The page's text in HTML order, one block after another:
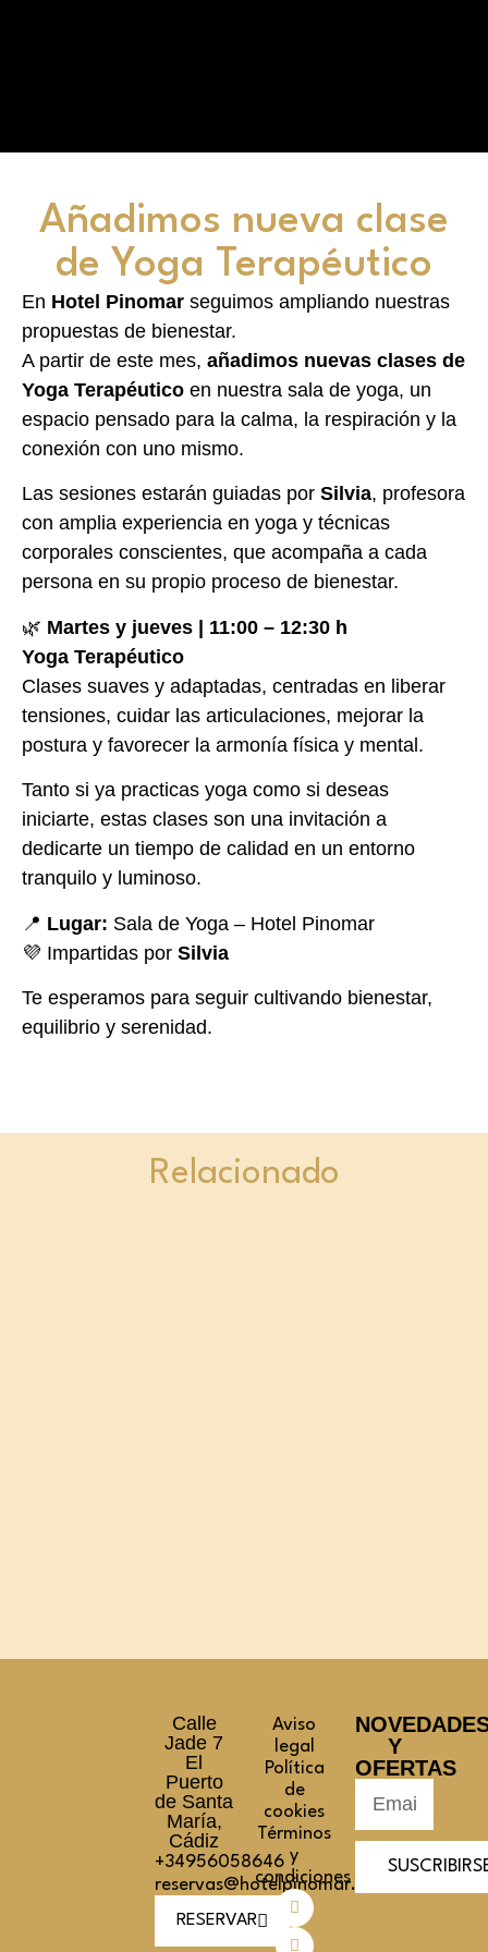
Añadimos nueva clase
de Yoga Terapéutico
En Hotel Pinomar seguimos ampliando nuestras
propuestas de bienestar.
A partir de este mes, añadimos nuevas clases de
Yoga Terapéutico en nuestra sala de yoga, un
espacio pensado para la calma, la respiración y la
conexión con uno mismo.
Las sesiones estarán guiadas por Silvia, profesora
con amplia experiencia en yoga y técnicas
corporales conscientes, que acompaña a cada
persona en su propio proceso de bienestar.
🌿 Martes y jueves | 11:00 – 12:30 h
Yoga Terapéutico
Clases suaves y adaptadas, centradas en liberar
tensiones, cuidar las articulaciones, mejorar la
postura y favorecer la armonía física y mental.
Tanto si ya practicas yoga como si deseas
iniciarte, estas clases son una invitación a
dedicarte un tiempo de calidad en un entorno
tranquilo y luminoso.
📍 Lugar: Sala de Yoga – Hotel Pinomar
💜 Impartidas por Silvia
Te esperamos para seguir cultivando bienestar,
equilibrio y serenidad.
Relacionado
Calle
Jade 7
El
Puerto
de Santa
María,
Cádiz
+34956058646
reservas@hotelpinomar.com
RESERVAR
Aviso
legal
Política
de
cookies
Términos
y
condiciones
Y
OFERTAS